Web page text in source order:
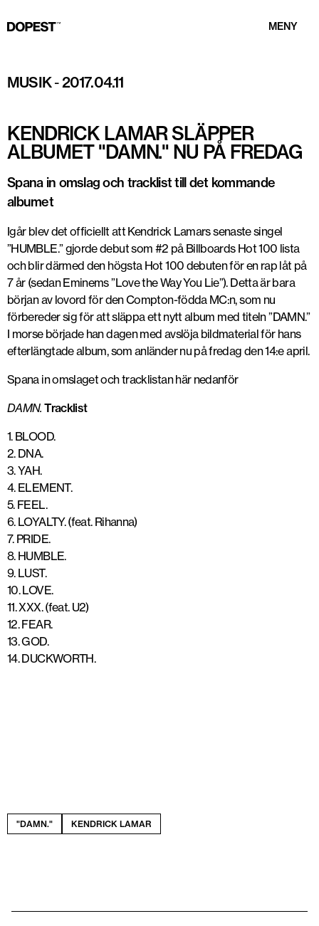
MENY
MUSIK-2017.04.11
KENDRICK LAMAR SLÄPPER
ALBUMET "DAMN." NU PÅ FREDAG
Spana in omslag och tracklist till det kommande
albumet
Igår blev det officiellt att Kendrick Lamars senaste singel
”HUMBLE.” gjorde debut som #2 på Billboards Hot 100 lista
och blir därmed den högsta Hot 100 debuten för en rap låt på
7 år (sedan Eminems ”Love the Way You Lie”). Detta är bara
början av lovord för den Compton-födda MC:n, som nu
förbereder sig för att släppa ett nytt album med titeln ”DAMN.”
I morse började han dagen med avslöja bildmaterial för hans
efterlängtade album, som anländer nu på fredag den 14:e april.
Spana in omslaget och tracklistan här nedanför
DAMN. Tracklist
1. BLOOD.
2. DNA.
3. YAH.
4. ELEMENT.
5. FEEL.
6. LOYALTY. (feat. Rihanna)
7. PRIDE.
8. HUMBLE.
9. LUST.
10. LOVE.
11. XXX. (feat. U2)
12. FEAR.
13. GOD.
14. DUCKWORTH.
"DAMN." KENDRICK LAMAR